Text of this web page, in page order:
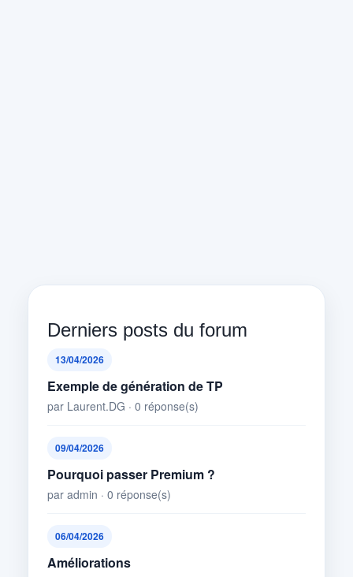
Derniers posts du forum
13/04/2026
Exemple de génération de TP
par Laurent.DG · 0 réponse(s)
09/04/2026
Pourquoi passer Premium ?
par admin · 0 réponse(s)
06/04/2026
Améliorations